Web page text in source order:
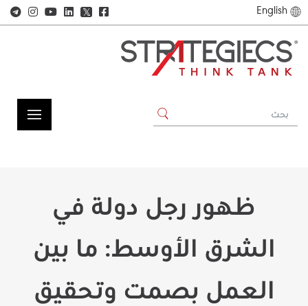
English
𝕏
ظهور رجل دولة في
الشرق الأوسط: ما بين
العمل بصمت وتحقيق